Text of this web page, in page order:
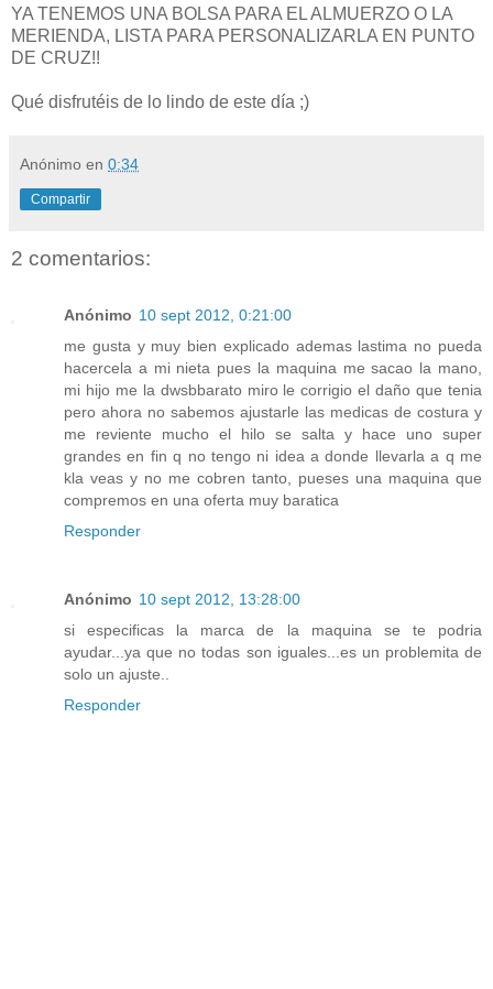
YA TENEMOS UNA BOLSA PARA EL ALMUERZO O LA
MERIENDA, LISTA PARA PERSONALIZARLA EN PUNTO
DE CRUZ!!
Qué disfrutéis de lo lindo de este día ;)
Anónimo en 0:34
Compartir
2 comentarios:
Anónimo 10 sept 2012, 0:21:00
me gusta y muy bien explicado ademas lastima no pueda
hacercela a mi nieta pues la maquina me sacao la mano,
mi hijo me la dwsbbarato miro le corrigio el daño que tenia
pero ahora no sabemos ajustarle las medicas de costura y
me reviente mucho el hilo se salta y hace uno super
grandes en fin q no tengo ni idea a donde llevarla a q me
kla veas y no me cobren tanto, pueses una maquina que
compremos en una oferta muy baratica
Responder
Anónimo 10 sept 2012, 13:28:00
si especificas la marca de la maquina se te podria
ayudar...ya que no todas son iguales...es un problemita de
solo un ajuste..
Responder